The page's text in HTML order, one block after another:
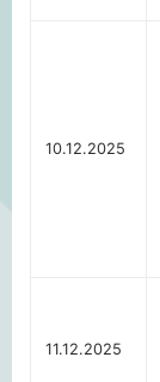
10.12.2025
11.12.2025